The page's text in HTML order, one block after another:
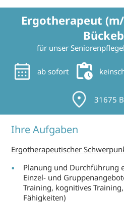
Ergotherapeut
für unser
ab sofort
31675
Ihre Aufgaben
Ergotherapeutischer
Planung und Durchführung
Einzel- und
Training, kognitives
Fähigkeiten)